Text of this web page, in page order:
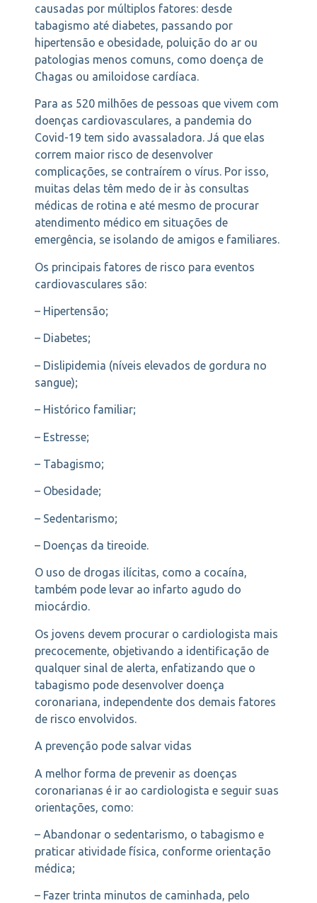
causadas por múltiplos fatores: desde
tabagismo até diabetes, passando por
hipertensão e obesidade, poluição do ar ou
patologias menos comuns, como doença de
Chagas ou amiloidose cardíaca.
Para as 520 milhões de pessoas que vivem com
doenças cardiovasculares, a pandemia do
Covid-19 tem sido avassaladora. Já que elas
correm maior risco de desenvolver
complicações, se contraírem o vírus. Por isso,
muitas delas têm medo de ir às consultas
médicas de rotina e até mesmo de procurar
atendimento médico em situações de
emergência, se isolando de amigos e familiares.
Os principais fatores de risco para eventos
cardiovasculares são:
– Hipertensão;
– Diabetes;
– Dislipidemia (níveis elevados de gordura no
sangue);
– Histórico familiar;
– Estresse;
– Tabagismo;
– Obesidade;
– Sedentarismo;
– Doenças da tireoide.
O uso de drogas ilícitas, como a cocaína,
também pode levar ao infarto agudo do
miocárdio.
Os jovens devem procurar o cardiologista mais
precocemente, objetivando a identificação de
qualquer sinal de alerta, enfatizando que o
tabagismo pode desenvolver doença
coronariana, independente dos demais fatores
de risco envolvidos.
A prevenção pode salvar vidas
A melhor forma de prevenir as doenças
coronarianas é ir ao cardiologista e seguir suas
orientações, como:
– Abandonar o sedentarismo, o tabagismo e
praticar atividade física, conforme orientação
médica;
– Fazer trinta minutos de caminhada, pelo